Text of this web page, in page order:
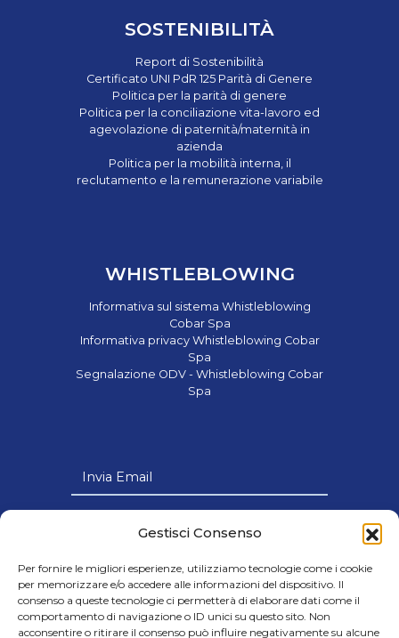
Gestisci Consenso
Per fornire le migliori esperienze, utilizziamo tecnologie come i cookie
per memorizzare e/o accedere alle informazioni del dispositivo. Il
consenso a queste tecnologie ci permetterà di elaborare dati come il
comportamento di navigazione o ID unici su questo sito. Non
acconsentire o ritirare il consenso può influire negativamente su alcune
SOSTENIBILITÀ
Report di Sostenibilità
Certificato UNI PdR 125 Parità di Genere
Politica per la parità di genere
Politica per la conciliazione vita-lavoro ed
agevolazione di paternità/maternità in
azienda
Politica per la mobilità interna, il
reclutamento e la remunerazione variabile
WHISTLEBLOWING
Informativa sul sistema Whistleblowing
Cobar Spa
Informativa privacy Whistleblowing Cobar
Spa
Segnalazione ODV - Whistleblowing Cobar
Spa
Invia Email
Link Utili
© 2024 Cobar s.p.a - Società con Socio